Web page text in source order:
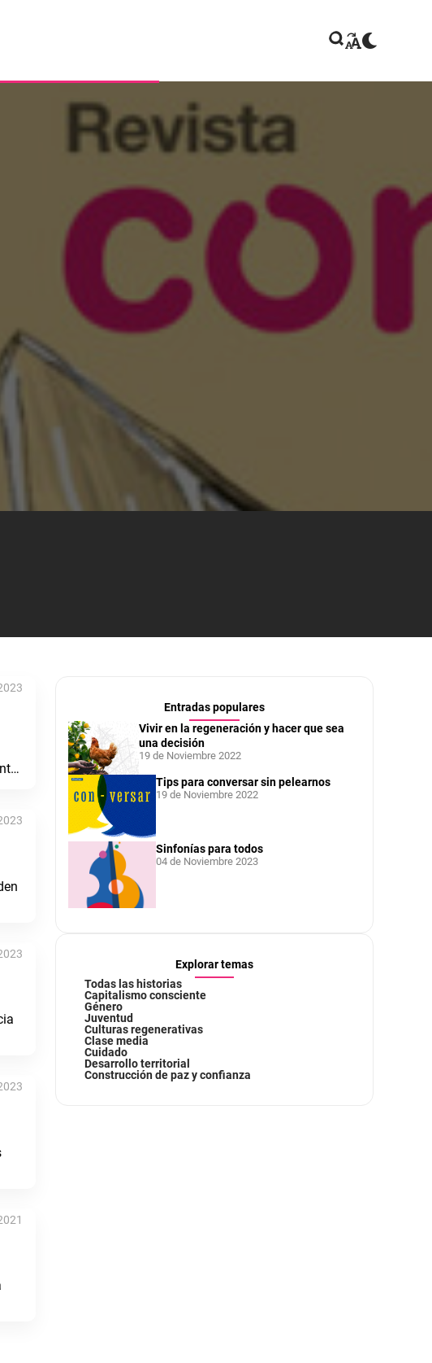
Entradas populares
Vivir en la regeneración y hacer que sea
una decisión
19 de Noviembre 2022
Tips para conversar sin pelearnos
19 de Noviembre 2022
Sinfonías para todos
04 de Noviembre 2023
Explorar temas
Todas las historias
Capitalismo consciente
Género
Juventud
Culturas regenerativas
Clase media
Cuidado
Desarrollo territorial
Construcción de paz y confianza